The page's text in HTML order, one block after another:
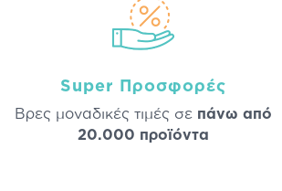
Super Προσφορές
Βρες μοναδικές τιμές σε πάνω από
20.000 προϊόντα